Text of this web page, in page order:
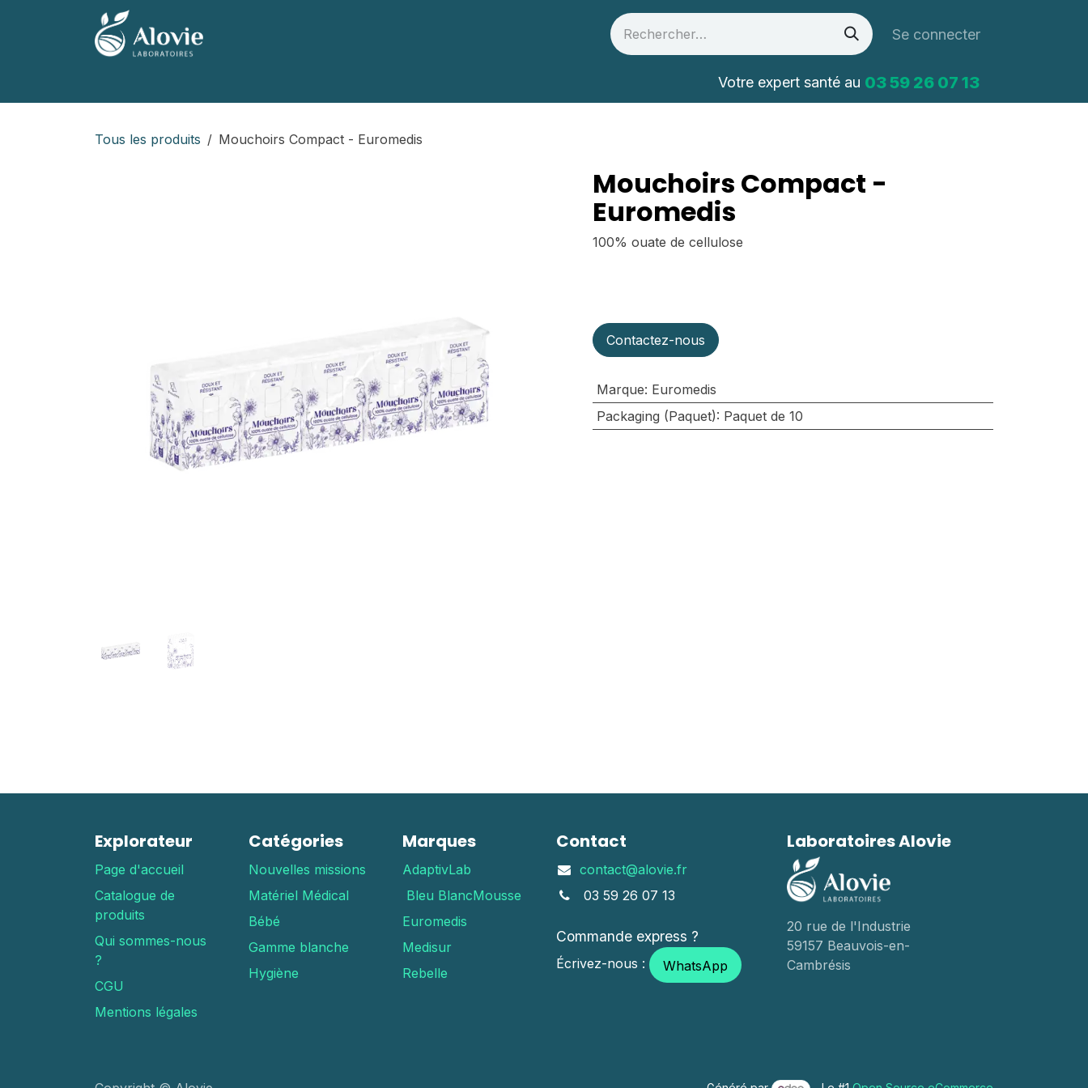
Se rendre au contenu
Se connecter
Votre expert santé au 03 59 26 07 13
Tous les produits Mouchoirs Compact - Euromedis
Mouchoirs Compact -
Euromedis
100% ouate de cellulose
Contactez-nous
Marque: Euromedis
Packaging (Paquet): Paquet de 10
Explorateur
Page d'accueil
Catalogue de
produits
Qui sommes-nous
?
CGU
Mentions légales
Catégories
Nouvelles missions
Matériel Médical
Bébé
Gamme blanche
Hygiène
Marques
AdaptivLab
Bleu BlancMousse
Euromedis
Medisur
Rebelle
Contact
contact@alovie.fr
03 59 26 07 13
Commande express ?
Écrivez-nous : WhatsApp
Laboratoires Alovie
20 rue de l'Industrie
59157 Beauvois-en-
Cambrésis